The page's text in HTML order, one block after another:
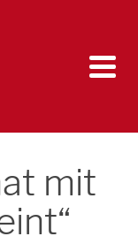
mit